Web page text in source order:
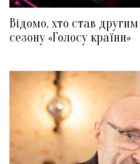
Відомо, хто став
сезону «Голосу країни»